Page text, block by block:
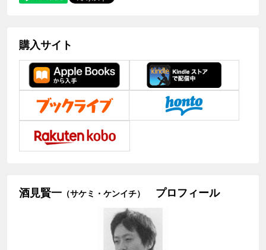
購入サイト
酒見賢一 （サケミ・ケンイチ） プロフィール